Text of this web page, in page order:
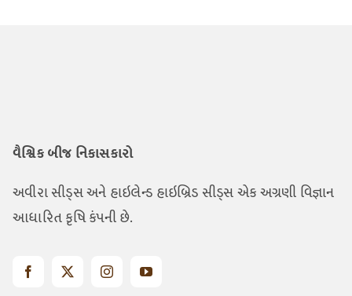
વૈશ્વિક બીજ નિકાસકારો
અવીરા સીડ્સ અને હાઇલેન્ડ હાઇબ્રિડ સીડ્સ એક અગ્રણી વિજ્ઞાન
આધારિત કૃષિ કંપની છે.